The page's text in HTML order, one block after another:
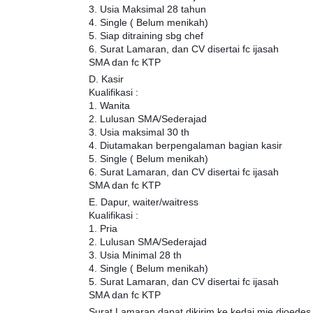
3. Usia Maksimal 28 tahun
4. Single ( Belum menikah)
5. Siap ditraining sbg chef
6. Surat Lamaran, dan CV disertai fc ijasah
SMA dan fc KTP
D. Kasir
Kualifikasi :
1. Wanita
2. Lulusan SMA/Sederajad
3. Usia maksimal 30 th
4. Diutamakan berpengalaman bagian kasir
5. Single ( Belum menikah)
6. Surat Lamaran, dan CV disertai fc ijasah
SMA dan fc KTP
E. Dapur, waiter/waitress
Kualifikasi :
1. Pria
2. Lulusan SMA/Sederajad
3. Usia Minimal 28 th
4. Single ( Belum menikah)
5. Surat Lamaran, dan CV disertai fc ijasah
SMA dan fc KTP